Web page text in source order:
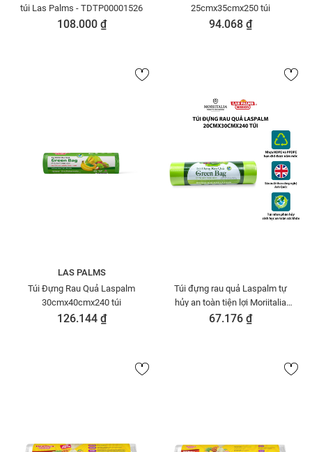
túi Las Palms - TDTP00001526
108.000 ₫
25cmx35cmx250 túi
94.068 ₫
LAS PALMS
Túi Đựng Rau Quả Laspalm
30cmx40cmx240 túi
126.144 ₫
Túi đựng rau quả Laspalm tự
hủy an toàn tiện lợi Moriitalia
TDTP00001533
67.176 ₫